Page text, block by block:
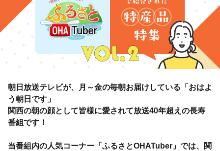
朝日放送テレビが、月～金の毎朝お届けしている「おはよ
う朝日です」
関西の朝の顔として皆様に愛されて放送40年超えの長寿
番組です！
当番組内の人気コーナー「ふるさとOHATuber」では、関